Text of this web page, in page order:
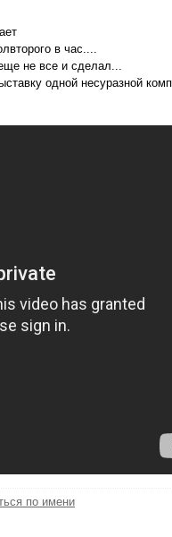
в час....
не все и сделал...
одной несуразной
по имени